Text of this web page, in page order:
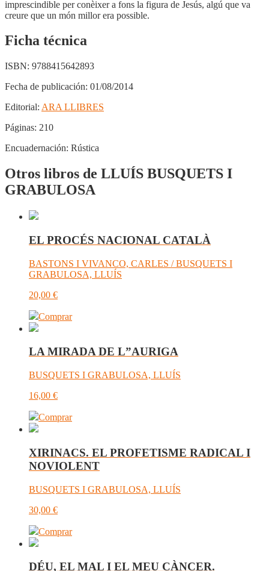
imprescindible per conèixer a fons la figura de Jesús, algú que va
creure que un món millor era possible.
Ficha técnica
ISBN: 9788415642893
Fecha de publicación: 01/08/2014
Editorial: ARA LLIBRES
Páginas: 210
Encuadernación: Rústica
Otros libros de LLUÍS BUSQUETS I
GRABULOSA
EL PROCÉS NACIONAL CATALÀ
BASTONS I VIVANCO, CARLES / BUSQUETS I
GRABULOSA, LLUÍS
20,00 €
Comprar
LA MIRADA DE L”AURIGA
BUSQUETS I GRABULOSA, LLUÍS
16,00 €
Comprar
XIRINACS. EL PROFETISME RADICAL I
NOVIOLENT
BUSQUETS I GRABULOSA, LLUÍS
30,00 €
Comprar
DÉU, EL MAL I EL MEU CÀNCER.